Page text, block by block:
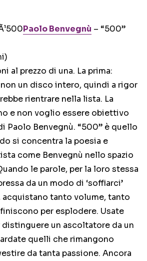
Paolo Benvegnù – “500”
al prezzo di una. La prima:
non un disco intero, quindi a rigor
rientrare nella lista. La
e non voglio essere obiettivo
Paolo Benvegnù. “500” è quello
si concentra la poesia e
come Benvegnù nello spazio
le parole, per la loro stessa
da un modo di ‘soffiarci’
acquistano tanto volume, tanto
per esplodere. Usate
un ascoltatore da un
quelli che rimangono
da tanta passione. Ancora